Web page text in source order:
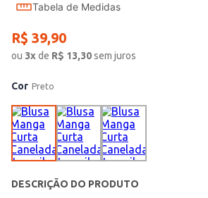
Tabela de Medidas
R$ 39,90
ou 3xde R$ 13,30sem juros
Cor Preto
DESCRIÇÃO DO PRODUTO